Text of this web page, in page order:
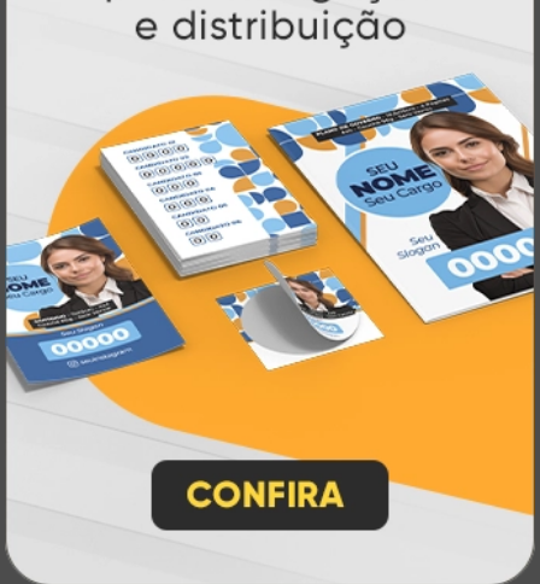
Pioneirismo e Inovação em
Muito antes de termos comográfica online,
impressão sob demanda e web to printse
popularizarem, aAtual Card já estava
transformando o mercado gráfico.
Nascemos digitais e seguimosinovando
continuamente, investindo em
tecnologia
de ponta para garantir a melhor experiência
em
produtos personalizados e impressão
online
. Tudo isso para oferecer
agilidade,
qualidade e soluções inteligentes
que
atendem às suas necessidades.
Liderança e Qualidade em
Impressão
Prestes a completar três décadas de
inovação e serviços,a Atual Card segue
como referência no mercado gráfico e de
personalização online, oferecendo